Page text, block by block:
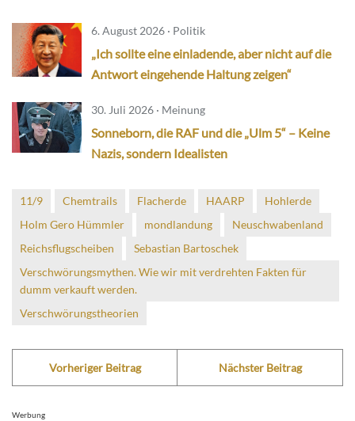
6. August 2026 · Politik
„Ich sollte eine einladende, aber nicht auf die
Antwort eingehende Haltung zeigen“
30. Juli 2026 · Meinung
Sonneborn, die RAF und die „Ulm 5“ – Keine
Nazis, sondern Idealisten
11/9 Chemtrails Flacherde HAARP
Hohlerde
Holm Gero Hümmler
mondlandung
Neuschwabenland
Reichsflugscheiben
Sebastian Bartoschek
Verschwörungsmythen. Wie wir mit verdrehten Fakten für
dumm verkauft werden.
Verschwörungstheorien
Vorheriger Beitrag Nächster Beitrag
Werbung